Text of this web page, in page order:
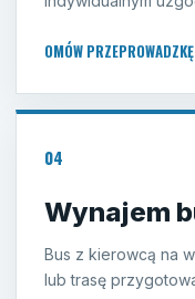
OMÓW PRZEPROWADZKĘ
04
Wynajem
Bus z kierowcą na
lub trasę